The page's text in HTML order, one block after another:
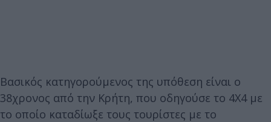
Βασικός κατηγορούμενος της υπόθεση είναι ο
38χρονος από την Κρήτη, που οδηγούσε το 4Χ4 με
το οποίο καταδίωξε τους τουρίστες με το